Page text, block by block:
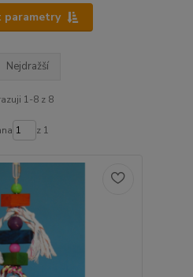
parametry
Nejdražší
1-8 z 8
z 1